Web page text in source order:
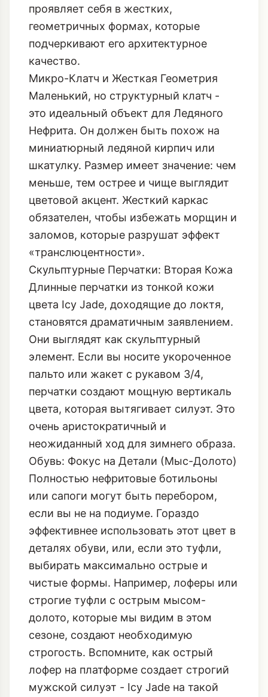
проявляет себя в жестких,
геометричных формах, которые
подчеркивают его архитектурное
качество.
Микро-Клатч и Жесткая Геометрия
Маленький, но структурный клатч -
это идеальный объект для Ледяного
Нефрита. Он должен быть похож на
миниатюрный ледяной кирпич или
шкатулку. Размер имеет значение: чем
меньше, тем острее и чище выглядит
цветовой акцент. Жесткий каркас
обязателен, чтобы избежать морщин и
заломов, которые разрушат эффект
«транслюцентности».
Скульптурные Перчатки: Вторая Кожа
Длинные перчатки из тонкой кожи
цвета Icy Jade, доходящие до локтя,
становятся драматичным заявлением.
Они выглядят как скульптурный
элемент. Если вы носите укороченное
пальто или жакет с рукавом 3/4,
перчатки создают мощную вертикаль
цвета, которая вытягивает силуэт. Это
очень аристократичный и
неожиданный ход для зимнего образа.
Обувь: Фокус на Детали (Мыс-Долото)
Полностью нефритовые ботильоны
или сапоги могут быть перебором,
если вы не на подиуме. Гораздо
эффективнее использовать этот цвет в
деталях обуви, или, если это туфли,
выбирать максимально острые и
чистые формы. Например, лоферы или
строгие туфли с острым мысом-
долото, которые мы видим в этом
сезоне, создают необходимую
строгость. Вспомните, как острый
лофер на платформе создает строгий
мужской силуэт - Icy Jade на такой